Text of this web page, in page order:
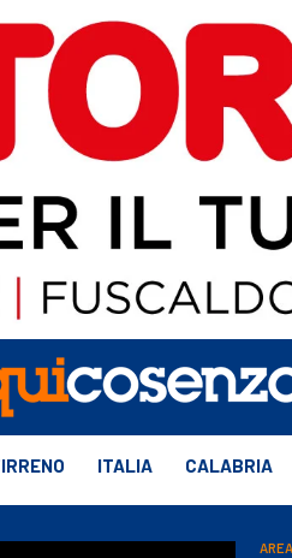
ITALIA CALABRIA